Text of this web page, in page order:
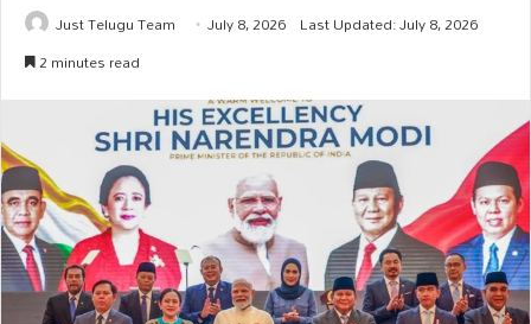
Just Telugu Team July 8, 2026 Last Updated: July 8, 2026
2 minutes read